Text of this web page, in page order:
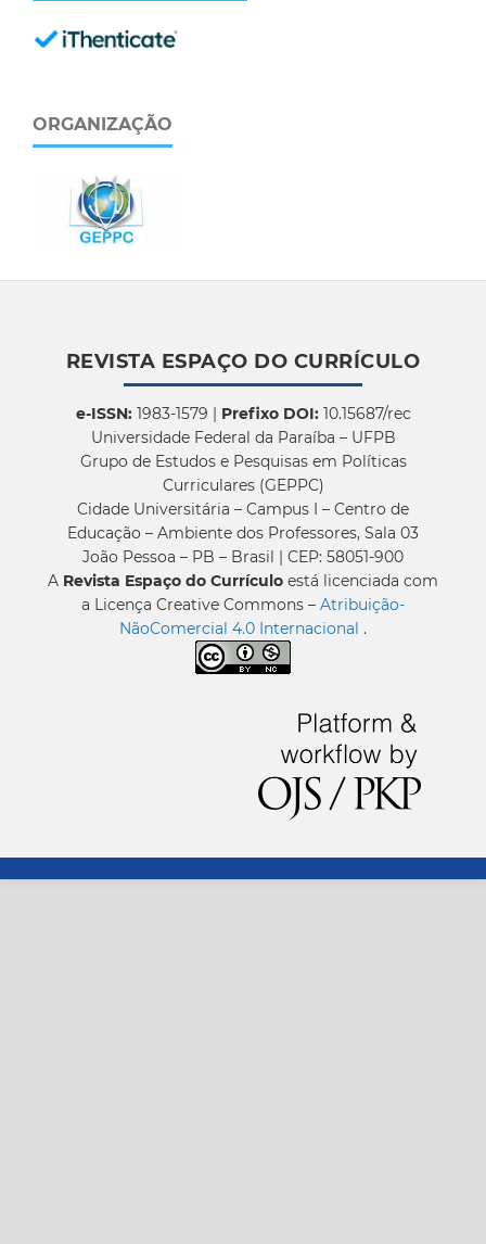
ORGANIZAÇÃO
REVISTA ESPAÇO DO CURRÍCULO
e-ISSN:1983-1579 | Prefixo DOI:10.15687/rec
Universidade Federal da Paraíba – UFPB
Grupo de Estudos e Pesquisas em Políticas
Curriculares (GEPPC)
Cidade Universitária – Campus I – Centro de
Educação – Ambiente dos Professores, Sala 03
João Pessoa – PB – Brasil | CEP: 58051-900
A Revista Espaço do Currículo está licenciada com
a Licença Creative Commons – Atribuição-
NãoComercial 4.0 Internacional .